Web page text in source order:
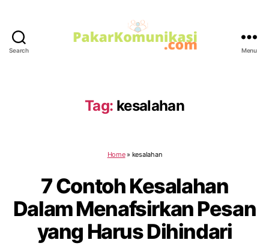
Search Menu
Tag: kesalahan
Home» kesalahan
7 Contoh Kesalahan
Dalam Menafsirkan Pesan
yang Harus Dihindari